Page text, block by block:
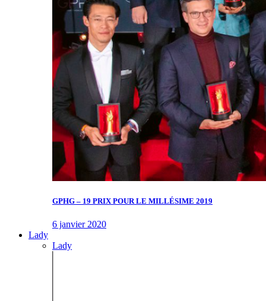
GPHG – 19 PRIX POUR LE MILLÉSIME 2019
6 janvier 2020
Lady
Lady